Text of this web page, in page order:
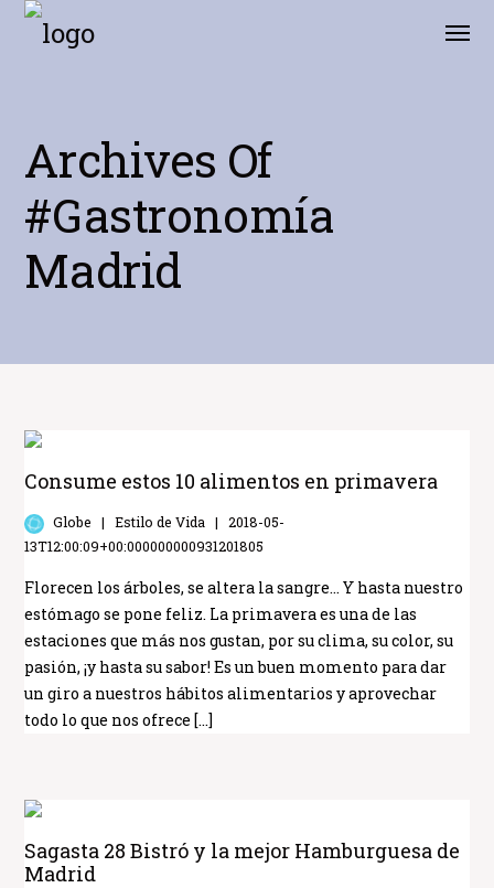
Archives Of
#Gastronomía
Madrid
Consume estos 10 alimentos en primavera
Globe Estilo de Vida
2018-05-
13T12:00:09+00:000000000931201805
Florecen los árboles, se altera la sangre… Y hasta nuestro
estómago se pone feliz. La primavera es una de las
estaciones que más nos gustan, por su clima, su color, su
pasión, ¡y hasta su sabor! Es un buen momento para dar
un giro a nuestros hábitos alimentarios y aprovechar
todo lo que nos ofrece […]
Sagasta 28 Bistró y la mejor Hamburguesa de
Madrid